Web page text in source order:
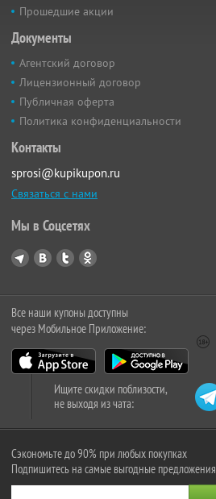
Прошедшие акции
Документы
Агентский договор
Лицензионный договор
Публичная оферта
Политика конфиденциальности
Контакты
sprosi@kupikupon.ru
Связаться с нами
Мы в Соцсетях
Все наши купоны доступны
через Мобильное Приложение:
Ищите скидки поблизости,
не выходя из чата:
Сэкономьте до 90% при любых покупках
Подпишитесь на самые выгодные предложения